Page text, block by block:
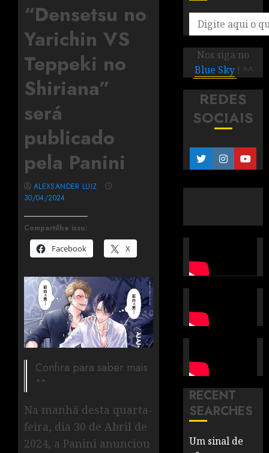
“Densetsu no
Yarichin VS
Teppeki no
Shiriana”
será
publicado
pela Panini
Compartilhe isso:
Facebook
X
ALEXSANDER LUIZ
30/04/2024
Confira para saber mais
^^
Na manhã desta quarta-
feira, dia 30 de Abril de
2024, a Panini anunciou
Nos siga no
Blue Sky ! ^^
REDES
SOCIAIS
RECENT
SEARCHES
Um sinal de